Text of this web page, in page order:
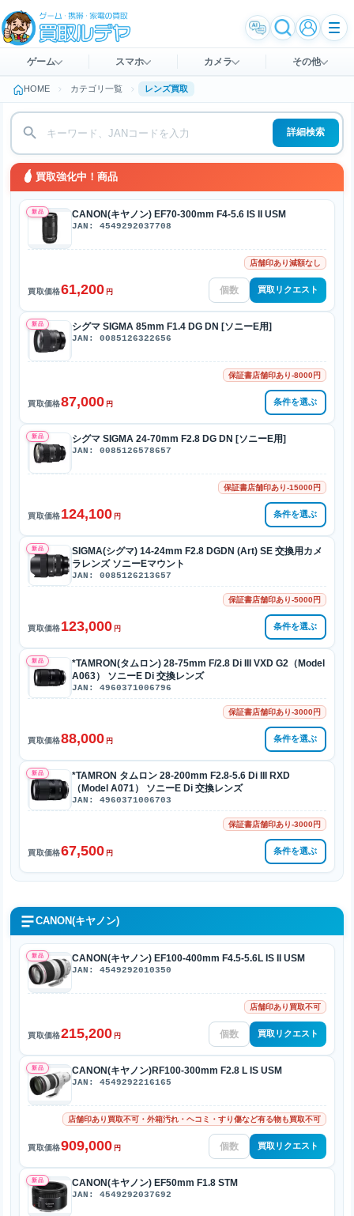
ゲーム スマホ カメラ その他
HOME カテゴリ一覧 レンズ買取
詳細検索
買取強化中！商品
新品 CANON(キヤノン) EF70-300mm F4-5.6 IS II USM
JAN: 4549292037708
店舗印あり減額なし
買取価格61,200 円 買取リクエスト
新品 シグマ SIGMA 85mm F1.4 DG DN [ソニーE用]
JAN: 0085126322656
保証書店舗印あり-8000円
買取価格87,000 円 条件を選ぶ
新品 シグマ SIGMA 24-70mm F2.8 DG DN [ソニーE用]
JAN: 0085126578657
保証書店舗印あり-15000円
買取価格124,100 円 条件を選ぶ
新品
SIGMA(シグマ) 14-24mm F2.8 DGDN (Art) SE 交換用カメ
ラレンズ ソニーEマウント
JAN: 0085126213657
保証書店舗印あり-5000円
買取価格123,000 円 条件を選ぶ
新品
*TAMRON(タムロン) 28-75mm F/2.8 Di III VXD G2（Model
A063） ソニーE Di 交換レンズ
JAN: 4960371006796
保証書店舗印あり-3000円
買取価格88,000 円 条件を選ぶ
新品
*TAMRON タムロン 28-200mm F2.8-5.6 Di III RXD
（Model A071） ソニーE Di 交換レンズ
JAN: 4960371006703
保証書店舗印あり-3000円
買取価格67,500 円 条件を選ぶ
CANON(キヤノン)
新品 CANON(キヤノン) EF100-400mm F4.5-5.6L IS II USM
JAN: 4549292010350
店舗印あり買取不可
買取価格215,200 円 買取リクエスト
新品 CANON(キヤノン)RF100-300mm F2.8 L IS USM
JAN: 4549292216165
店舗印あり買取不可・外箱汚れ・ヘコミ・すり傷など有る物も買取不可
買取価格909,000 円 買取リクエスト
新品 CANON(キヤノン) EF50mm F1.8 STM
JAN: 4549292037692